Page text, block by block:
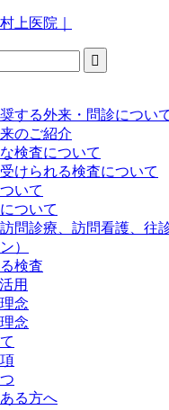
上医院｜
する外来・問診につい
のご紹介
検査について
けられる検査について
いて
ついて
問診療、訪問看護、往
）
検査
用
念
念
る方へ